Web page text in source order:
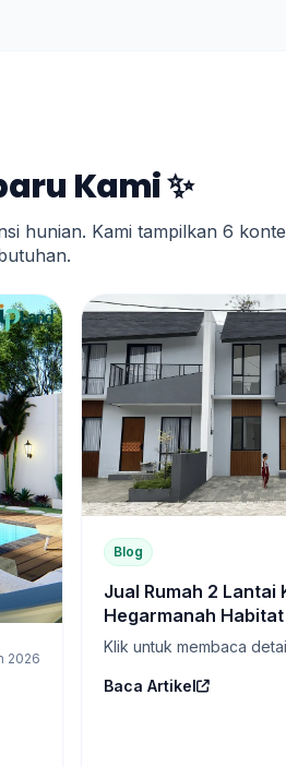
Kami ✨
hunian. Kami tampilkan 6
2026
Blog
Jual Rumah 2 Lantai
Hegarmanah
Klik untuk membaca
Baca Artikel